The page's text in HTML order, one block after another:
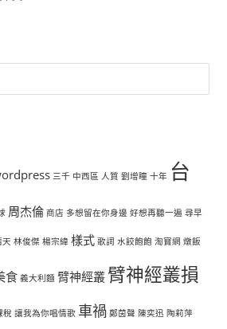
三千 中西區 人質 劉增瞳 十年 台
周杰倫 商店 多想留在你身邊 好想再聽一遍 尋早
天 林俊傑 楊宗緯 樣式 歌詞 水餃飽飽 淘寶網 燉飯
食 義大利麵 臂神經叢 臂神經叢損
稅 讓我為你唱情歌 車禍 鄭茵聲 陳奕迅 陶莉萍